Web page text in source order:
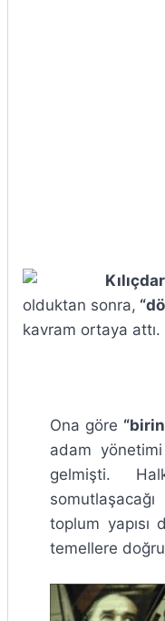
olduktan sonra,
kavram ortaya attı.
Ona göre
adam
gelmişti.
toplum yapısı
temellere